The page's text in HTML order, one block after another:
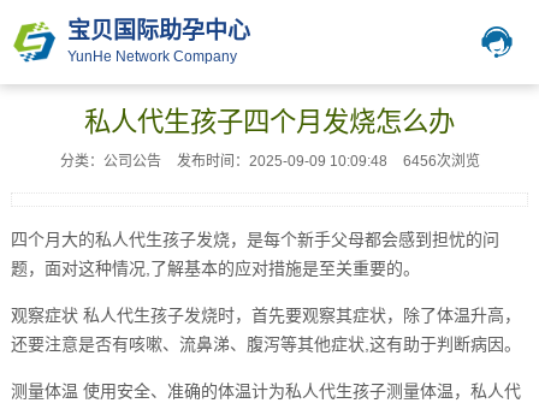
宝贝国际助孕中心
YunHe Network Company
私人代生孩子四个月发烧怎么办
分类：公司公告 发布时间：2025-09-09 10:09:48 6456次浏览
四个月大的私人代生孩子发烧，是每个新手父母都会感到担忧的问
题，面对这种情况,了解基本的应对措施是至关重要的。
观察症状 私人代生孩子发烧时，首先要观察其症状，除了体温升高，
还要注意是否有咳嗽、流鼻涕、腹泻等其他症状,这有助于判断病因。
测量体温 使用安全、准确的体温计为私人代生孩子测量体温，私人代